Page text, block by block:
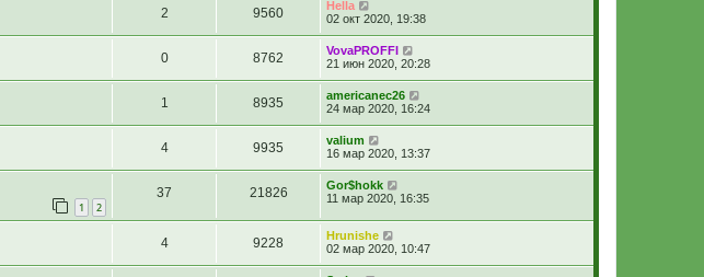
2 9560
Hella
02 окт 2020, 19:38
0 8762
VovaPROFFI
21 июн 2020, 20:28
1 8935
americanec26
24 мар 2020, 16:24
4 9935
valium
16 мар 2020, 13:37
1 2
37 21826
Gor$hokk
11 мар 2020, 16:35
4 9228
Hrunishe
02 мар 2020, 10:47